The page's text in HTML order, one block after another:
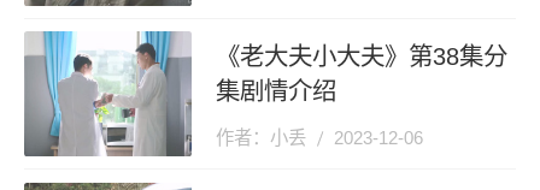
《老大夫小大夫》第38集分
集剧情介绍
作者：小丢 2023-12-06